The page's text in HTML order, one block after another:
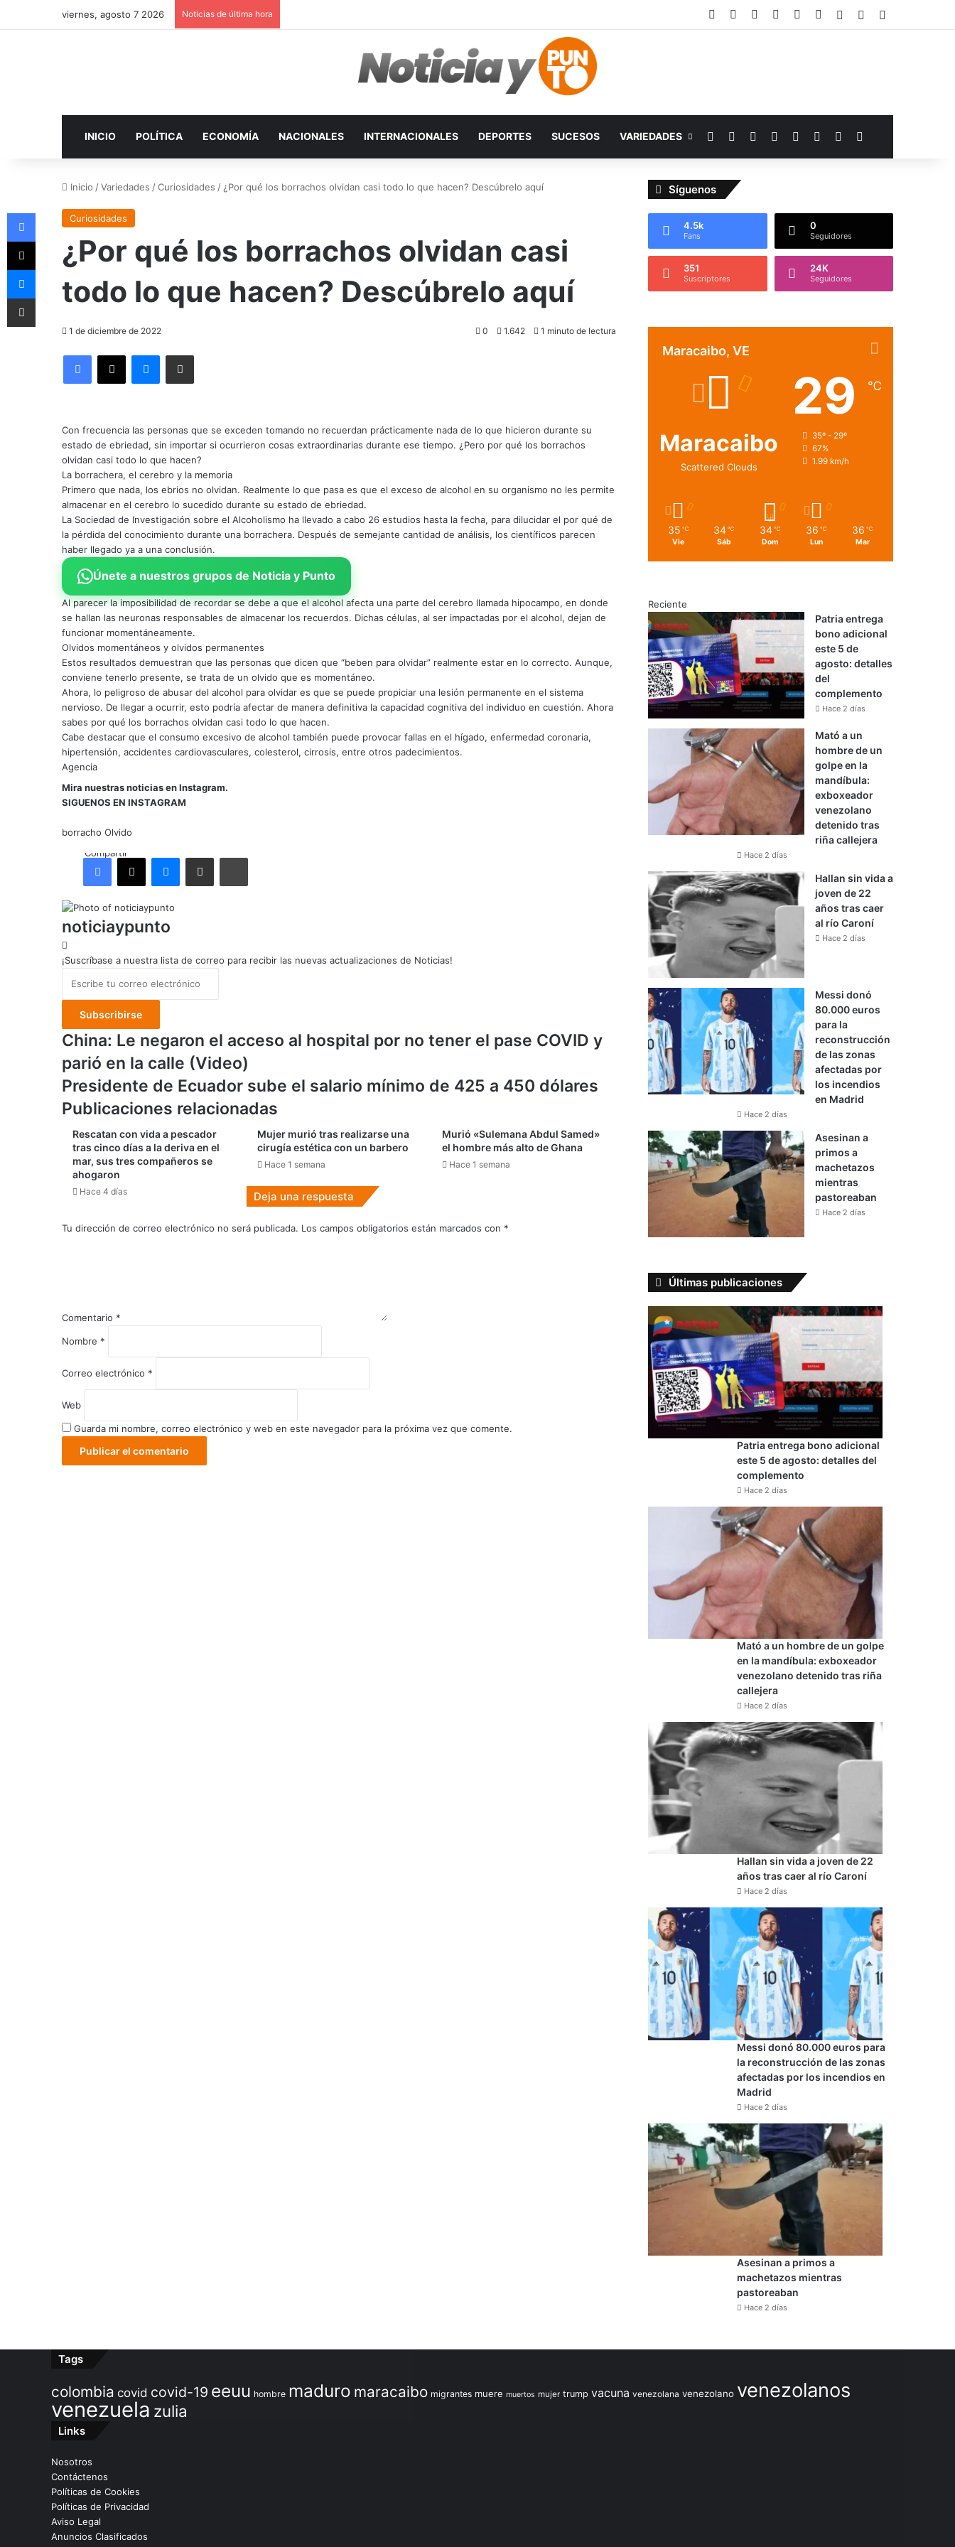
viernes, agosto 7 2026 Noticias de última hora FacebookYouTubeInstagramTelegramWhatsAppGoogle Noticias
AccesoPublicación al
INICIO POLÍTICA ECONOMÍA NACIONALES INTERNACIONALES DEPORTES SUCESOS VARIEDADES FacebookYouTubeInstagramTelegramWhatsAppGoogle Noticias
Switch skin
Inicio /Variedades /Curiosidades / ¿Por qué los borrachos olvidan casi todo lo que hacen? Descúbrelo aquí
Curiosidades
¿Por qué los borrachos olvidan casi
todo lo que hacen? Descúbrelo aquí
1 de diciembre de 2022 0 1.642 1 minuto de lectura
Facebook
X MessengerCompartir por correo electrónico
Con frecuencia las personas que se exceden tomando no recuerdan prácticamente nada de lo que hicieron durante su
estado de ebriedad, sin importar si ocurrieron cosas extraordinarias durante ese tiempo. ¿Pero por qué los borrachos
olvidan casi todo lo que hacen?
La borrachera, el cerebro y la memoria
Primero que nada, los ebrios no olvidan. Realmente lo que pasa es que el exceso de alcohol en su organismo no les permite
almacenar en el cerebro lo sucedido durante su estado de ebriedad.
La Sociedad de Investigación sobre el Alcoholismo ha llevado a cabo 26 estudios hasta la fecha, para dilucidar el por qué de
la pérdida del conocimiento durante una borrachera. Después de semejante cantidad de análisis, los científicos parecen
haber llegado ya a una conclusión.
Únete a nuestros grupos de Noticia y Punto
Al parecer la imposibilidad de recordar se debe a que el alcohol afecta una parte del cerebro llamada hipocampo, en donde
se hallan las neuronas responsables de almacenar los recuerdos. Dichas células, al ser impactadas por el alcohol, dejan de
funcionar momentáneamente.
Olvidos momentáneos y olvidos permanentes
Estos resultados demuestran que las personas que dicen que “beben para olvidar” realmente estar en lo correcto. Aunque,
conviene tenerlo presente, se trata de un olvido que es momentáneo.
Ahora, lo peligroso de abusar del alcohol para olvidar es que se puede propiciar una lesión permanente en el sistema
nervioso. De llegar a ocurrir, esto podría afectar de manera definitiva la capacidad cognitiva del individuo en cuestión. Ahora
sabes por qué los borrachos olvidan casi todo lo que hacen.
Cabe destacar que el consumo excesivo de alcohol también puede provocar fallas en el hígado, enfermedad coronaria,
hipertensión, accidentes cardiovasculares, colesterol, cirrosis, entre otros padecimientos.
Agencia
Mira nuestras noticias en Instagram.
SIGUENOS EN INSTAGRAM
borracho Olvido
CompartirFacebook
X MessengerCompartir por correo electrónicoImprimir
noticiaypunto
¡Suscríbase a nuestra lista de correo para recibir las nuevas actualizaciones de Noticias!
correo
electrónico
China:
Le
negaron
el
acceso
al
por
tener
y
China: Le negaron el acceso al hospital por no tener el pase COVID y
parió en la calle (Video)
Presidente
Ecuador
mínimo
450
Presidente de Ecuador sube el salario mínimo de 425 a 450 dólares
Publicaciones relacionadas
Rescatan con vida a pescador
tras cinco días a la deriva en el
mar, sus tres compañeros se
ahogaron
Hace 4 días
Mujer murió tras realizarse una
cirugía estética con un barbero
Hace 1 semana
Murió «Sulemana Abdul Samed»
el hombre más alto de Ghana
Hace 1 semana
Deja una respuesta
Tu dirección de correo electrónico no será publicada. Los campos obligatorios están marcados con *
Comentario *
Nombre *
Correo electrónico *
Web
Guarda mi nombre, correo electrónico y web en este navegador para la próxima vez que comente.
Síguenos
4.5k
Fans
0
Seguidores
351
Suscriptores
24K
Seguidores
Maracaibo, VE
Maracaibo
Scattered Clouds
29 ℃
35º - 29º
67%
1.99 km/h
35 ℃
Vie
34 ℃
Sáb
34 ℃
Dom
36 ℃
Lun
36 ℃
Mar
Reciente
Patria entrega
bono adicional
este 5 de
agosto: detalles
del
complemento
Hace 2 días
Mató a un
hombre de un
golpe en la
mandíbula:
exboxeador
venezolano
detenido tras
riña callejera
Hace 2 días
Hallan sin vida a
joven de 22
años tras caer
al río Caroní
Hace 2 días
Messi donó
80.000 euros
para la
reconstrucción
de las zonas
afectadas por
los incendios
en Madrid
Hace 2 días
Asesinan a
primos a
machetazos
mientras
pastoreaban
Hace 2 días
Últimas publicaciones
Patria entrega bono adicional
este 5 de agosto: detalles del
complemento
Hace 2 días
Mató a un hombre de un golpe
en la mandíbula: exboxeador
venezolano detenido tras riña
callejera
Hace 2 días
Hallan sin vida a joven de 22
años tras caer al río Caroní
Hace 2 días
Messi donó 80.000 euros para
la reconstrucción de las zonas
afectadas por los incendios en
Madrid
Hace 2 días
Asesinan a primos a
machetazos mientras
pastoreaban
Hace 2 días
Tags
colombia covid covid-19 eeuu hombre maduro maracaibo migrantes muere muertos mujer trump vacuna venezolana venezolano venezolanos
venezuela zulia
Links
Nosotros
Contáctenos
Políticas de Cookies
Políticas de Privacidad
Aviso Legal
Anuncios Clasificados
Facebook
X
Messenger
Compartir por correo electrónico